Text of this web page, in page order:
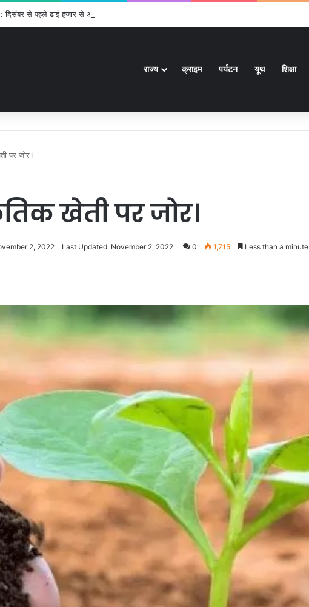
दिसंबर से पहले ढाई हजार से अधिक पदों के लिए भरे जाएंगे फार्म
राज्य क्राइम पर्यटन यूथ शिक्षा
पर जोर।
खेती पर जोर।
2, 2022 Last Updated: November 2, 2022 0 1,715 Less than a minute